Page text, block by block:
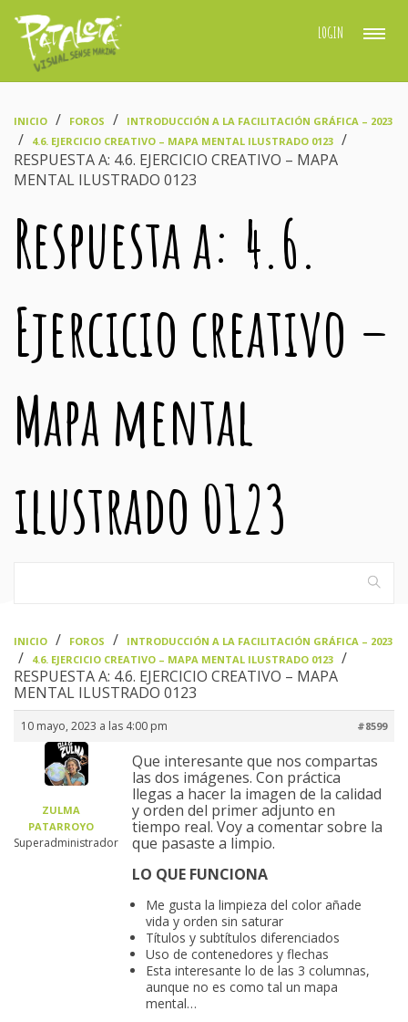
LOGIN
INICIO FOROS INTRODUCCIÓN A LA FACILITACIÓN GRÁFICA – 2023
4.6. EJERCICIO CREATIVO – MAPA MENTAL ILUSTRADO 0123
RESPUESTA A: 4.6. EJERCICIO CREATIVO – MAPA
MENTAL ILUSTRADO 0123
Respuesta a: 4.6.
Ejercicio creativo –
Mapa mental
ilustrado 0123
INICIO FOROS INTRODUCCIÓN A LA FACILITACIÓN GRÁFICA – 2023
4.6. EJERCICIO CREATIVO – MAPA MENTAL ILUSTRADO 0123
RESPUESTA A: 4.6. EJERCICIO CREATIVO – MAPA
MENTAL ILUSTRADO 0123
10 mayo, 2023 a las 4:00 pm #8599
ZULMA
PATARROYO
Superadministrador
Que interesante que nos compartas
las dos imágenes. Con práctica
llegas a hacer la imagen de la calidad
y orden del primer adjunto en
tiempo real. Voy a comentar sobre la
que pasaste a limpio.
LO QUE FUNCIONA
Me gusta la limpieza del color añade
vida y orden sin saturar
Títulos y subtítulos diferenciados
Uso de contenedores y flechas
Esta interesante lo de las 3 columnas,
aunque no es como tal un mapa
mental…